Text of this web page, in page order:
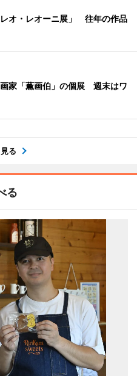
オ・レオーニ展」 往年の作品
家「薫画伯」の個展 週末はワ
る
る